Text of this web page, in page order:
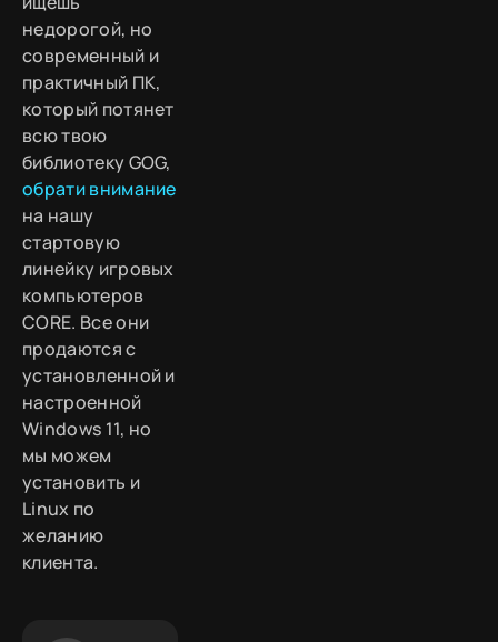
недорогой, но
современный и
практичный ПК,
который потянет
всю твою
библиотеку GOG,
обрати внимание
на нашу
стартовую
линейку игровых
компьютеров
CORE. Все они
продаются с
установленной и
настроенной
Windows 11, но
мы можем
установить и
Linux по
желанию
клиента.